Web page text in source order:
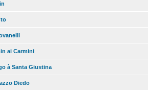
ai Carmini
à Santa Giustina
Diedo